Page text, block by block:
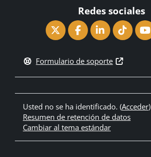
Redes sociales
Formulario de soporte
Usted no se ha identificado. (Acceder)
Resumen de retención de datos
Cambiar al tema estándar